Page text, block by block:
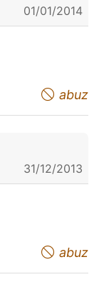
01/01/2014
abuz
31/12/2013
abuz